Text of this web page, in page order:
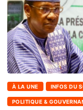
À LA UNE INFOS DU
POLITIQUE &